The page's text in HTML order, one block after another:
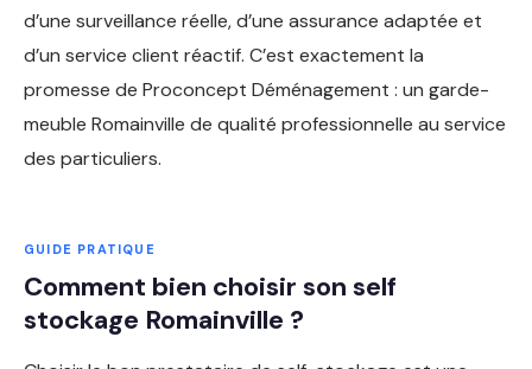
d’une surveillance réelle, d’une assurance adaptée et
d’un service client réactif. C’est exactement la
promesse de Proconcept Déménagement : un garde-
meuble Romainville de qualité professionnelle au service
des particuliers.
GUIDE PRATIQUE
Comment bien choisir son self
stockage Romainville ?